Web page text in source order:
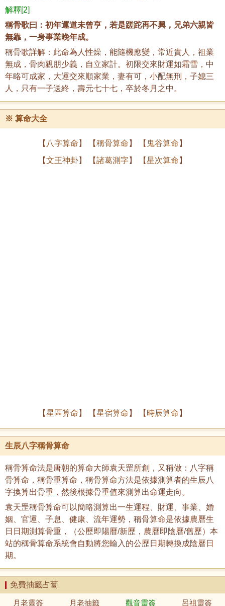
解釋[2]
稱骨歌曰：初年運道未曾亨，若是蹉跎再不興，兄弟六親皆
無靠，一身事業晚年成。
稱骨歌詳解：此命為人性燥，能隨機應變，常近貴人，祖業
無成，骨肉親朋少義，自立家計。初限交來財運如霜雪，中
年略可成家，大運交來順家業，妻有可，小配無刑，子媳三
人，只有一子送終，壽元七十七，卒於冬月之中。
※ 算命大全
【 八字算命 】 【稱骨算命 】 【 鬼谷算命 】
【文王神卦】 【諸葛測字】 【星次算命 】
【星區算命 】 【星宿算命 】 【 時辰算命 】
生辰八字稱骨算命
稱骨算命法是唐朝的算命大師袁天罡所創，又稱做：八字稱
骨算命，稱骨重算命，稱骨算命方法是依據測算者的生辰八
字換算出骨重，然後根據骨重值來測算出命運走向。
袁天罡稱骨算命可以簡略測算出一生運程、財運、事業、婚
姻、官運、子息、健康、流年運勢，稱骨算命是依據農曆生
日日期測算骨重，（公歷即陽曆/新歷，農曆即陰曆/舊歷）本
站的稱骨算命系統會自動將您輸入的公歷日期轉換成陰曆日
期。
免費抽籤占蔔
月老靈簽 月老抽籤 觀音靈簽 呂祖靈簽